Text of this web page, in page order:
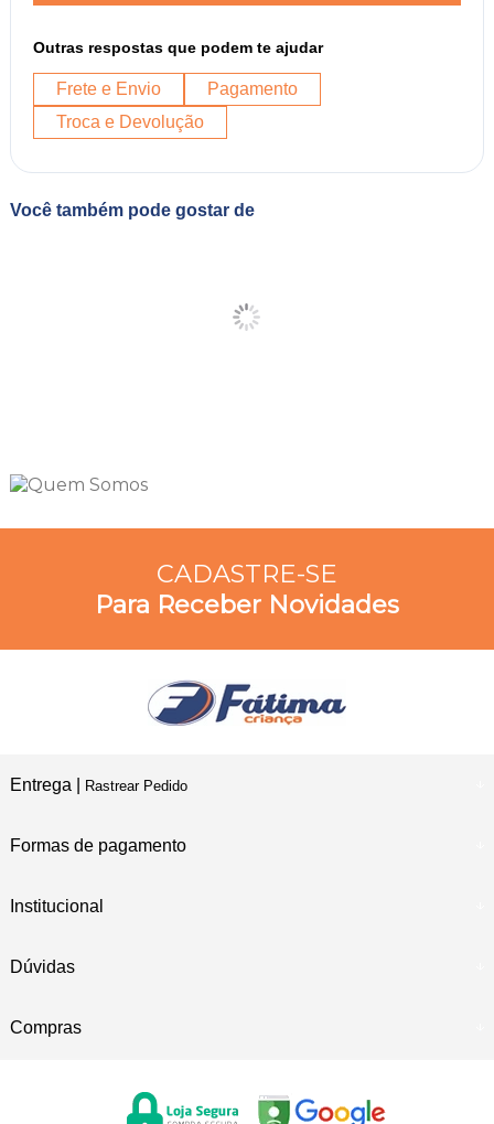
Outras respostas que podem te ajudar
Frete e Envio
Pagamento
Troca e Devolução
Você também pode gostar de
CADASTRE-SE
Para Receber Novidades
Entrega | Rastrear Pedido
Formas de pagamento
Institucional
Dúvidas
Compras